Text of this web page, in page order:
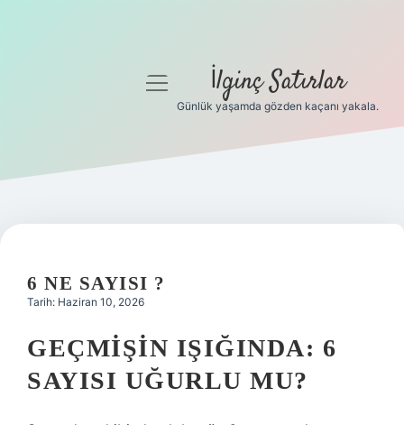
Gizlilik Politikası
Yasal Uyarı
menüyü
İlginç Satırlar
Günlük yaşamda gözden kaçanı yakala.
6 NE SAYISI ?
Tarih: Haziran 10, 2026
GEÇMIŞIN IŞIĞINDA: 6
SAYISI UĞURLU MU?